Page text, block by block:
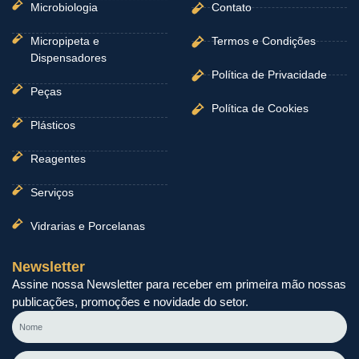
Microbiologia
Micropipeta e
Dispensadores
Peças
Plásticos
Reagentes
Serviços
Vidrarias e Porcelanas
Contato
Termos e Condições
Política de Privacidade
Política de Cookies
Newsletter
Assine nossa Newsletter para receber em primeira mão nossas
publicações, promoções e novidade do setor.
Nome